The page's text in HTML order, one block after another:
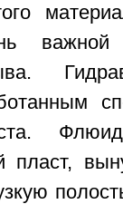
важной
пласт,